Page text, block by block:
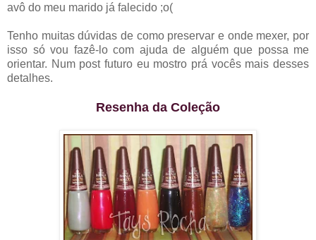
avô do meu marido já falecido ;o(
Tenho muitas dúvidas de como preservar e onde mexer, por
isso só vou fazê-lo com ajuda de alguém que possa me
orientar. Num post futuro eu mostro prá vocês mais desses
detalhes.
Resenha da Coleção